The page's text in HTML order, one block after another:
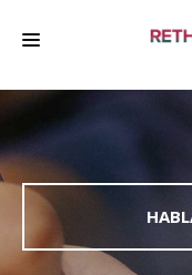
HABLAR CON LOS
BIENESTAR